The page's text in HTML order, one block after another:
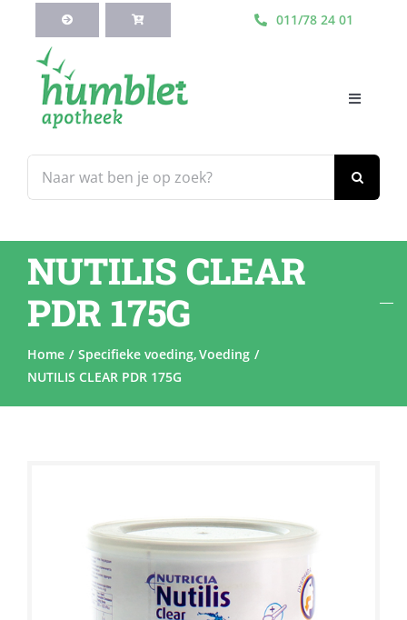
inhoud
011/78 24 01
naar:
Toggle
Webshop
Blog
Diensten
Contacteer Ons
NUTILIS CLEAR
PDR 175G
Home Specifieke voeding Voeding
NUTILIS CLEAR PDR 175G